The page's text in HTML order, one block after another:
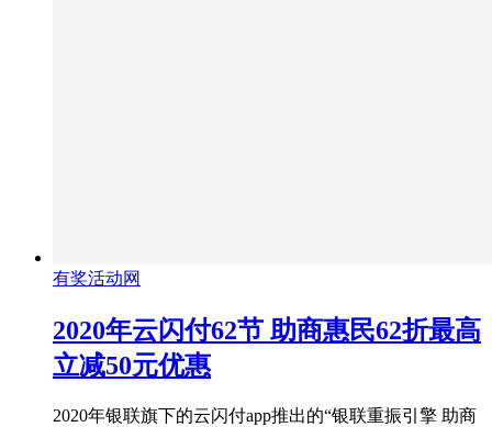
有奖活动网
2020年云闪付62节 助商惠民62折最高
立减50元优惠
2020年银联旗下的云闪付app推出的“银联重振引擎 助商